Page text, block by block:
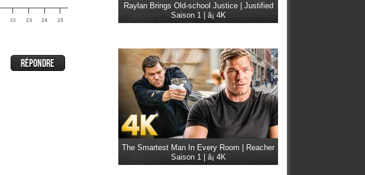
22 23 24 25
Raylan Brings Old-school Justice | Justified
Saison 1 | â¡ 4K
The Smartest Man In Every Room | Reacher
Saison 1 | â¡ 4K